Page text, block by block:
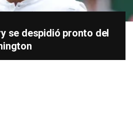
se despidió pronto del